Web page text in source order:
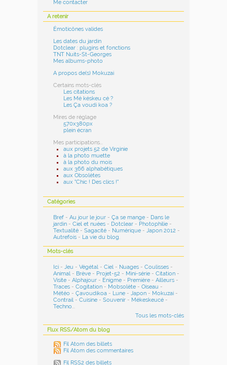
Me contacter
A retenir
Émoticônes valides
Les dates du jardin
Dotclear : plugins et fonctions
TNT Nuits-St-Georges
Mes albums-photo
A propos de(s) Mokuzai
Certains mots-clés
Les citations
Les Mé késkeu cé ?
Les Ça voudi koa ?
Mires de réglage
570x380px
plein écran
Mes participations...
aux projets 52 de Virginie
à la photo muette
à la photo du mois
aux 366 alphabétiques
aux Obsolètes
aux "Chic ! Des clics !"
Catégories
Bref -Au jour le jour -Ça se mange - Dans le
jardin -Ciel et nuées - Dotclear - Photophilie -
Textualité -Sagacité - Numérique -Japon 2012 -
Autrefois - La vie du blog.
Mots-clés
Ici - Jeu -Végétal -Ciel - Nuages -Coulisses -
Animal - Brève - Projet-52 - Mini-série -Citation -
Visite -Alphajour - Enigme - Première -Ailleurs -
Traces -Cogitation - Mobsolète -Oiseau -
Météo -Çavoudikoa - Lune - Japon - Mokuzai -
Contrail -Cuisine -Souvenir - Mékeskeucé -
Techno
Tous les mots-clés
Flux RSS/Atom du blog
Fil Atom des billets
Fil Atom des commentaires
Fil RSS2 des billets